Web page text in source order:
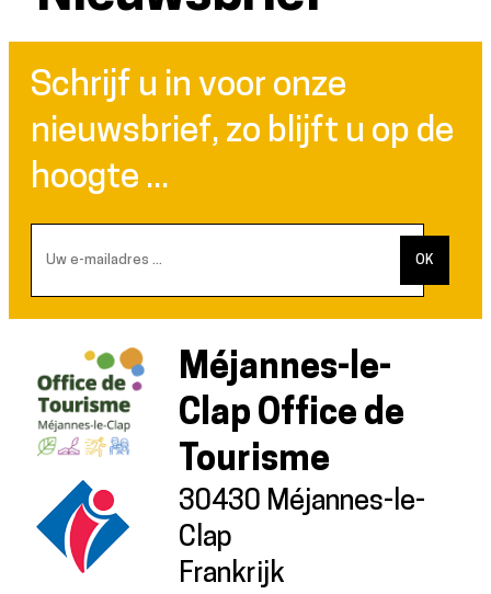
Schrijf u in voor onze
nieuwsbrief, zo blijft u op de
hoogte ...
Méjannes-le-
Clap Office de
Tourisme
30430 Méjannes-le-
Clap
Frankrijk